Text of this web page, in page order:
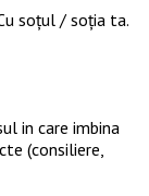
soțul / soția ta.
in care imbina
(consiliere,